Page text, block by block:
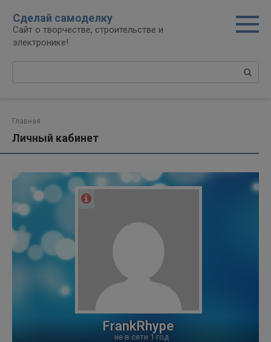
контенту
Сделай самоделку
Сайт о творчестве, строительстве и
электронике!
Главная
Личный кабинет
FrankRhype
не в сети 1 год